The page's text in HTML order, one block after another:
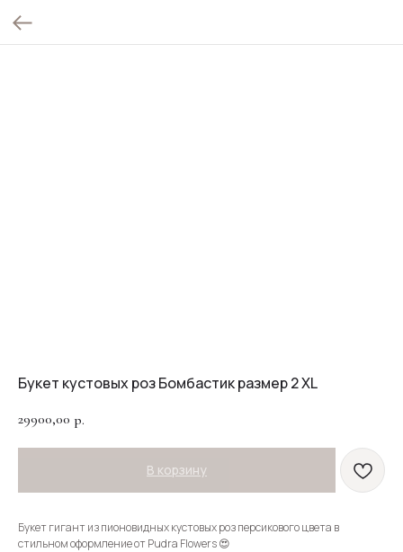
Букет кустовых роз Бомбастик размер 2 XL
29900,00 р.
В корзину
Букет гигант из пионовидных кустовых роз персикового цвета в
стильном оформление от Pudra Flowers 😍